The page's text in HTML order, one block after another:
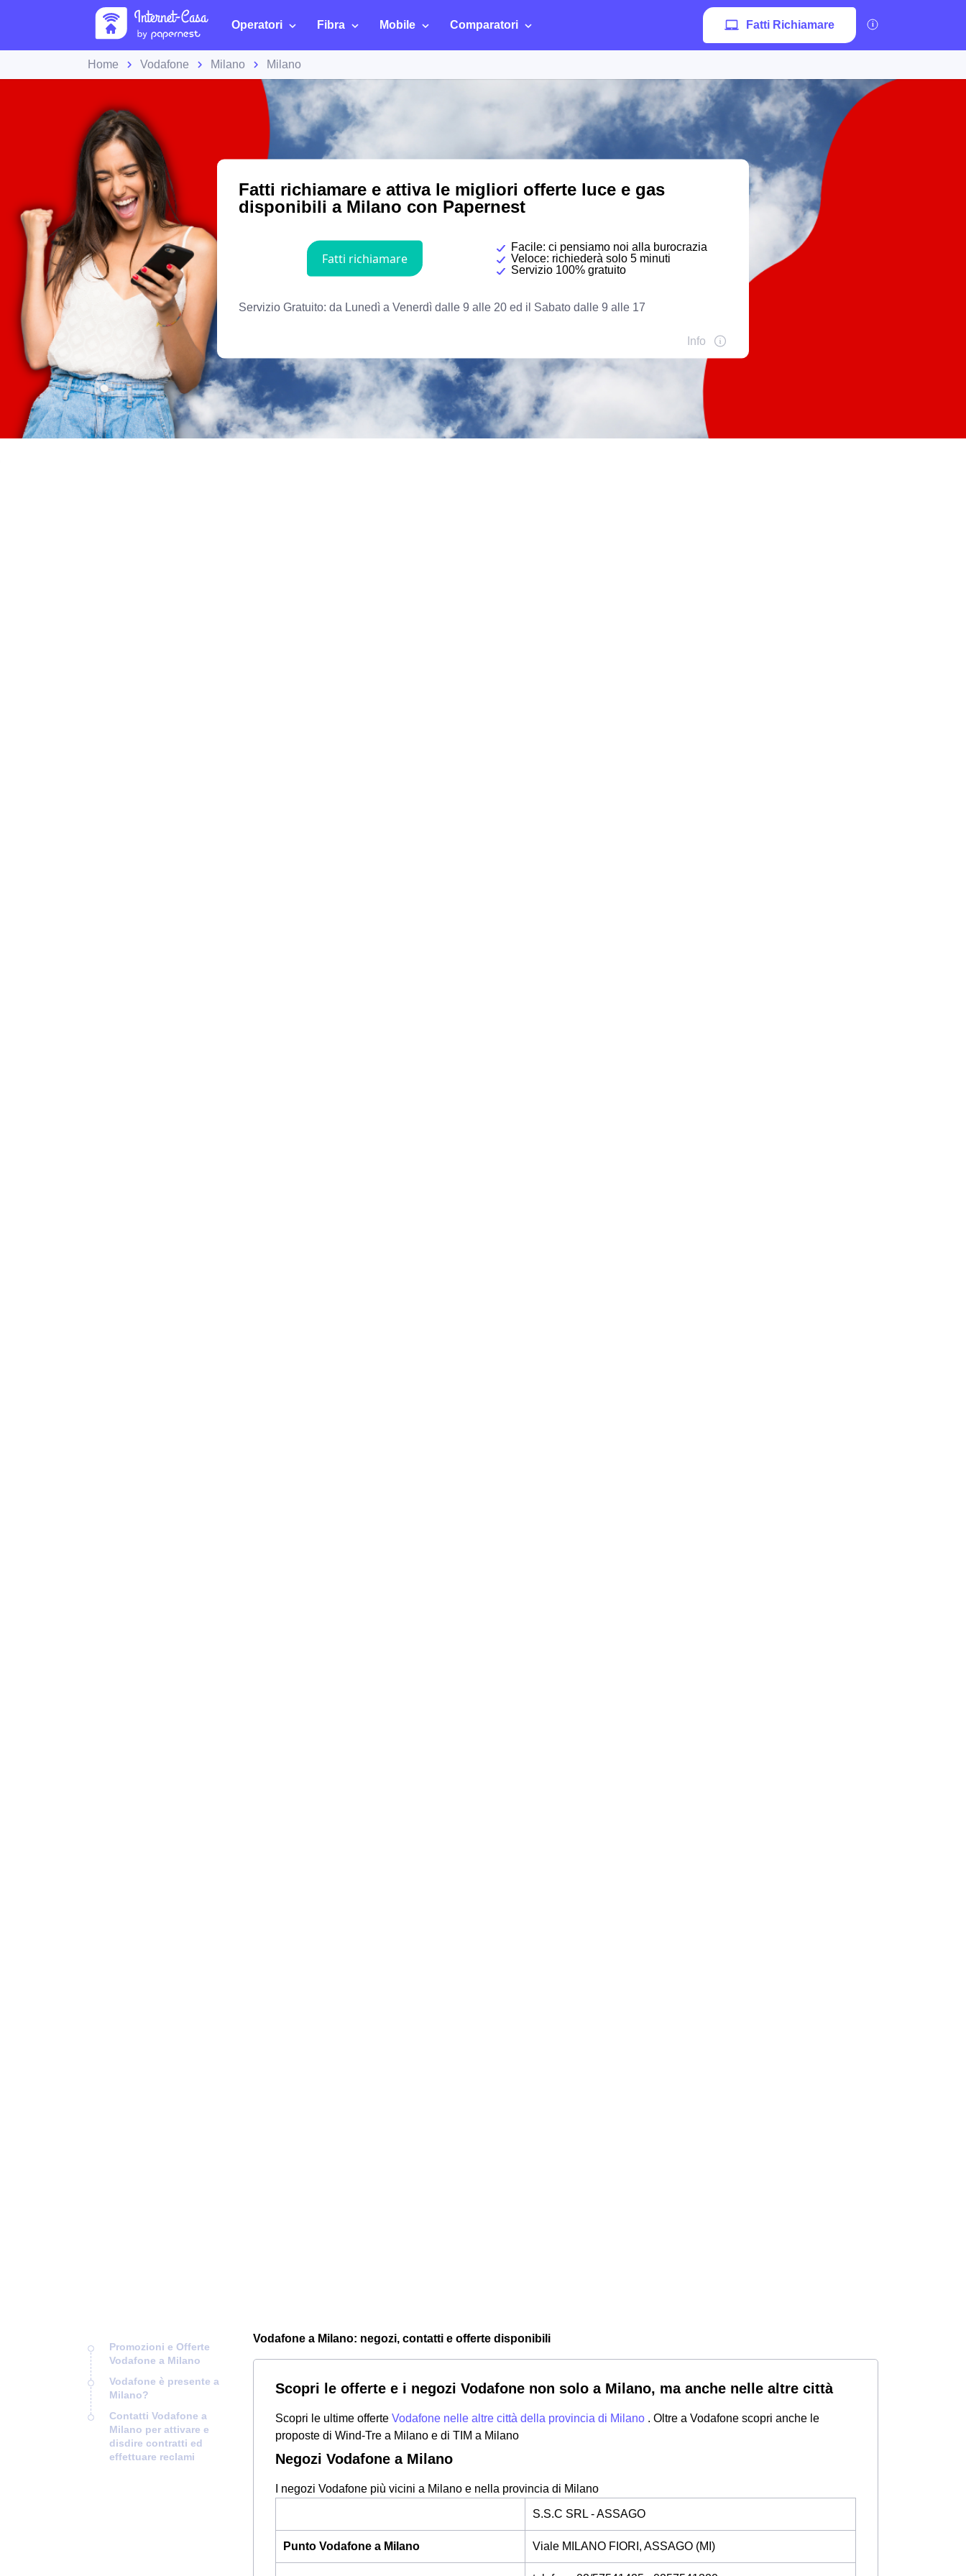
Operatori Fibra Mobile Comparatori Fatti Richiamare
Home Vodafone Milano Milano
Promozioni e Offerte
Vodafone a Milano
Vodafone è presente a
Milano?
Contatti Vodafone a
Milano per attivare e
disdire contratti ed
effettuare reclami
Vodafone a Milano: negozi, contatti e offerte disponibili
Scopri le offerte e i negozi Vodafone non solo a Milano, ma anche nelle altre città
Scopri le ultime offerte Vodafone nelle altre città della provincia di Milano . Oltre a Vodafone scopri anche le
proposte di Wind-Tre a Milano e di TIM a Milano
Negozi Vodafone a Milano
I negozi Vodafone più vicini a Milano e nella provincia di Milano
S.S.C SRL - ASSAGO
Punto Vodafone a Milano Viale MILANO FIORI, ASSAGO (MI)